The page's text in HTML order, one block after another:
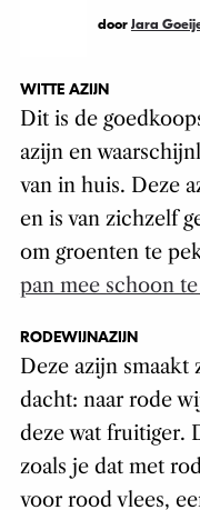
door Jara
WITTE AZIJN
Dit is de
azijn en
van in huis. Deze
en is van zichzelf
om groenten te
pan mee schoon
RODEWIJNAZIJN
Deze azijn smaakt
dacht: naar rode
deze wat fruitiger.
zoals je dat met
voor rood vlees,